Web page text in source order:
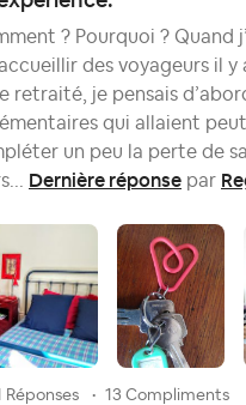
? Pourquoi ? Quand
des voyageurs il y
retraité, je pensais
qui allaient
un peu la perte de
Dernière réponse par
Réponses 13 Compliments